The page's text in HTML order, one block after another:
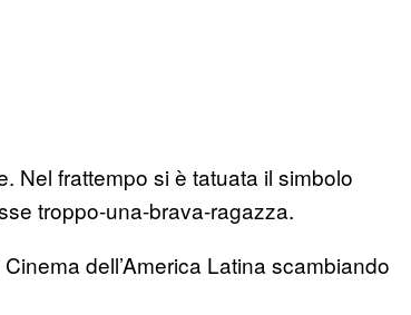
Nel frattempo si è tatuata il simbolo
troppo-una-brava-ragazza.
dell’America Latina scambiando